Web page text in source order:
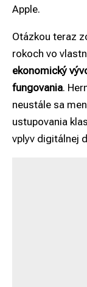
Apple.
Otázkou teraz
rokoch vo
ekonomický
fungovania.
neustále sa
ustupovania
vplyv digitálnej